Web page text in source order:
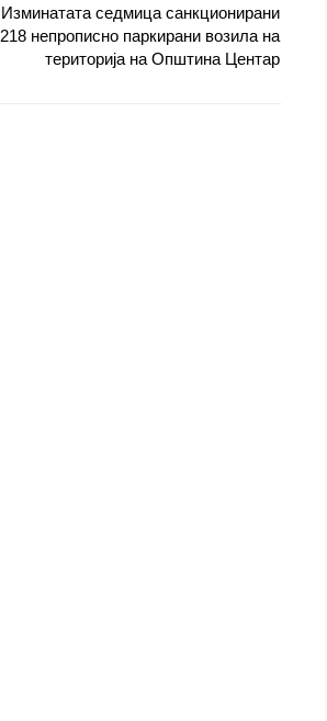
Изминатата седмица санкционирани
218 непрописно паркирани возила на
територија на Општина Центар